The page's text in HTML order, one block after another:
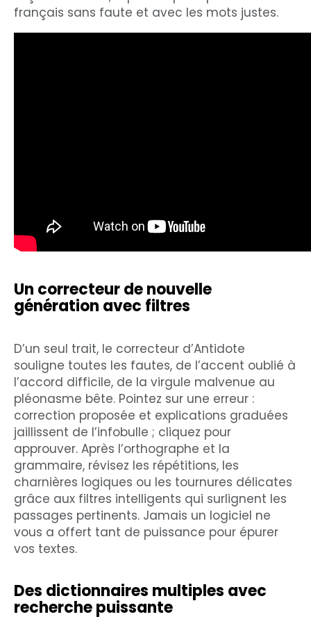
français sans faute et avec les mots justes.
Un correcteur de nouvelle
génération avec filtres
D’un seul trait, le correcteur d’Antidote
souligne toutes les fautes, de l’accent oublié à
l’accord difficile, de la virgule malvenue au
pléonasme bête. Pointez sur une erreur :
correction proposée et explications graduées
jaillissent de l’infobulle ; cliquez pour
approuver. Après l’orthographe et la
grammaire, révisez les répétitions, les
charnières logiques ou les tournures délicates
grâce aux filtres intelligents qui surlignent les
passages pertinents. Jamais un logiciel ne
vous a offert tant de puissance pour épurer
vos textes.
Des dictionnaires multiples avec
recherche puissante